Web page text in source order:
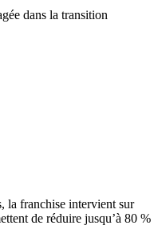
dans la transition
la franchise intervient sur
de réduire jusqu’à 80 %